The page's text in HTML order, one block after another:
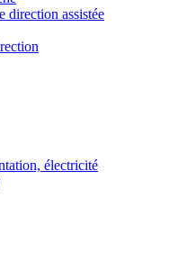
direction assistée
électricité